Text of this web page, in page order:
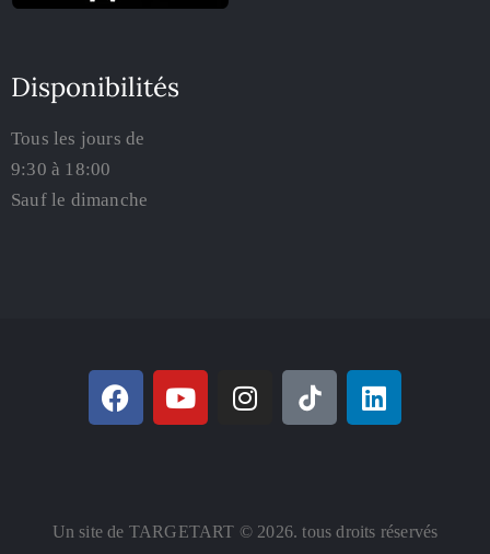
Disponibilités
Tous les jours de
9:30 à 18:00
Sauf le dimanche
Un site de TARGETART © 2026. tous droits réservés